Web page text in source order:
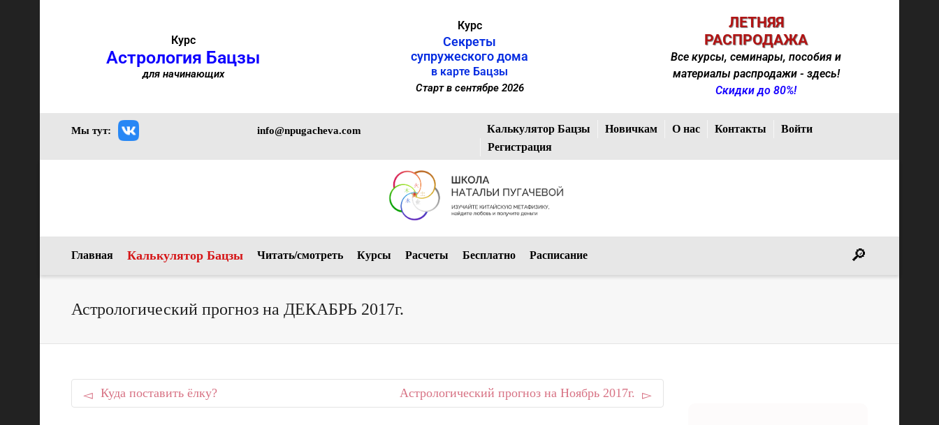
Курс
Астрология Бацзы
для начинающих
Курс
Секреты
супружеского дома
в карте Бацзы
Старт в сентябре 2026
ЛЕТНЯЯ
РАСПРОДАЖА
Все курсы, семинары, пособия и
материалы распродажи - здесь!
Скидки до 80%!
Мы тут: info@npugacheva.com Калькулятор Бацзы Новичкам О нас Контакты
Войти
Регистрация
Главная Калькулятор Бацзы Читать/смотреть Курсы Расчеты Бесплатно Расписание
Астрологический прогноз на ДЕКАБРЬ 2017г.
Куда поставить ёлку? Астрологический прогноз на Ноябрь 2017г.